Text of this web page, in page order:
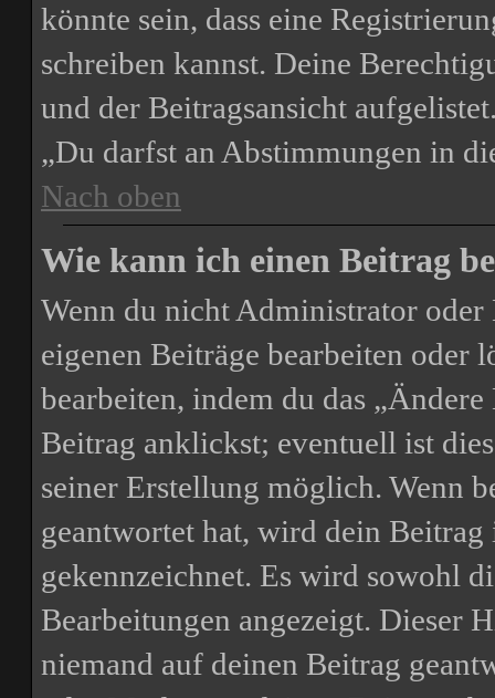
könnte sein, dass eine
schreiben kannst. Deine
und der Beitragsansicht
„Du darfst an Abstimmungen in
Nach oben
Wie kann ich einen Beitrag
Wenn du nicht Administrator
eigenen Beiträge bearbeiten oder
bearbeiten, indem du das
Beitrag anklickst; eventuell ist
seiner Erstellung möglich. Wenn
geantwortet hat, wird dein
gekennzeichnet. Es wird sowohl
Bearbeitungen angezeigt. Dieser
niemand auf deinen Beitrag